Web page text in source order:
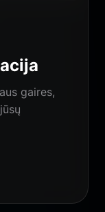
gaires,